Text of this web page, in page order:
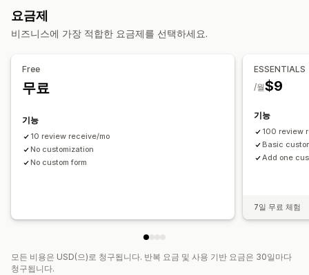
미디어 갤러리
리뷰 하이라이트 Q&A 필터링
이메일 요청
요금제
비즈니스에 가장 적합한 요금제를 선택하세요.
Free
무료
기능
10 review receive/mo
No customization
No custom form
ESSENTIALS
$9
/월
기능
100 review
Basic
Add one
7일 무료 체험
모든 비용은 USD(으)로 청구됩니다. 반복 요금 및 사용 기반 요금은 30일마다
청구됩니다.